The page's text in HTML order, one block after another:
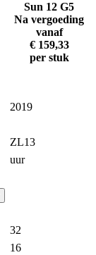
Sun 12 G5
Na vergoeding
vanaf
€ 159,33
per stuk
2019
ZL13
uur
32
16